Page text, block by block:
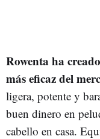
Rowenta ha
más eficaz del
ligera, potente y
buen dinero en
cabello en casa.